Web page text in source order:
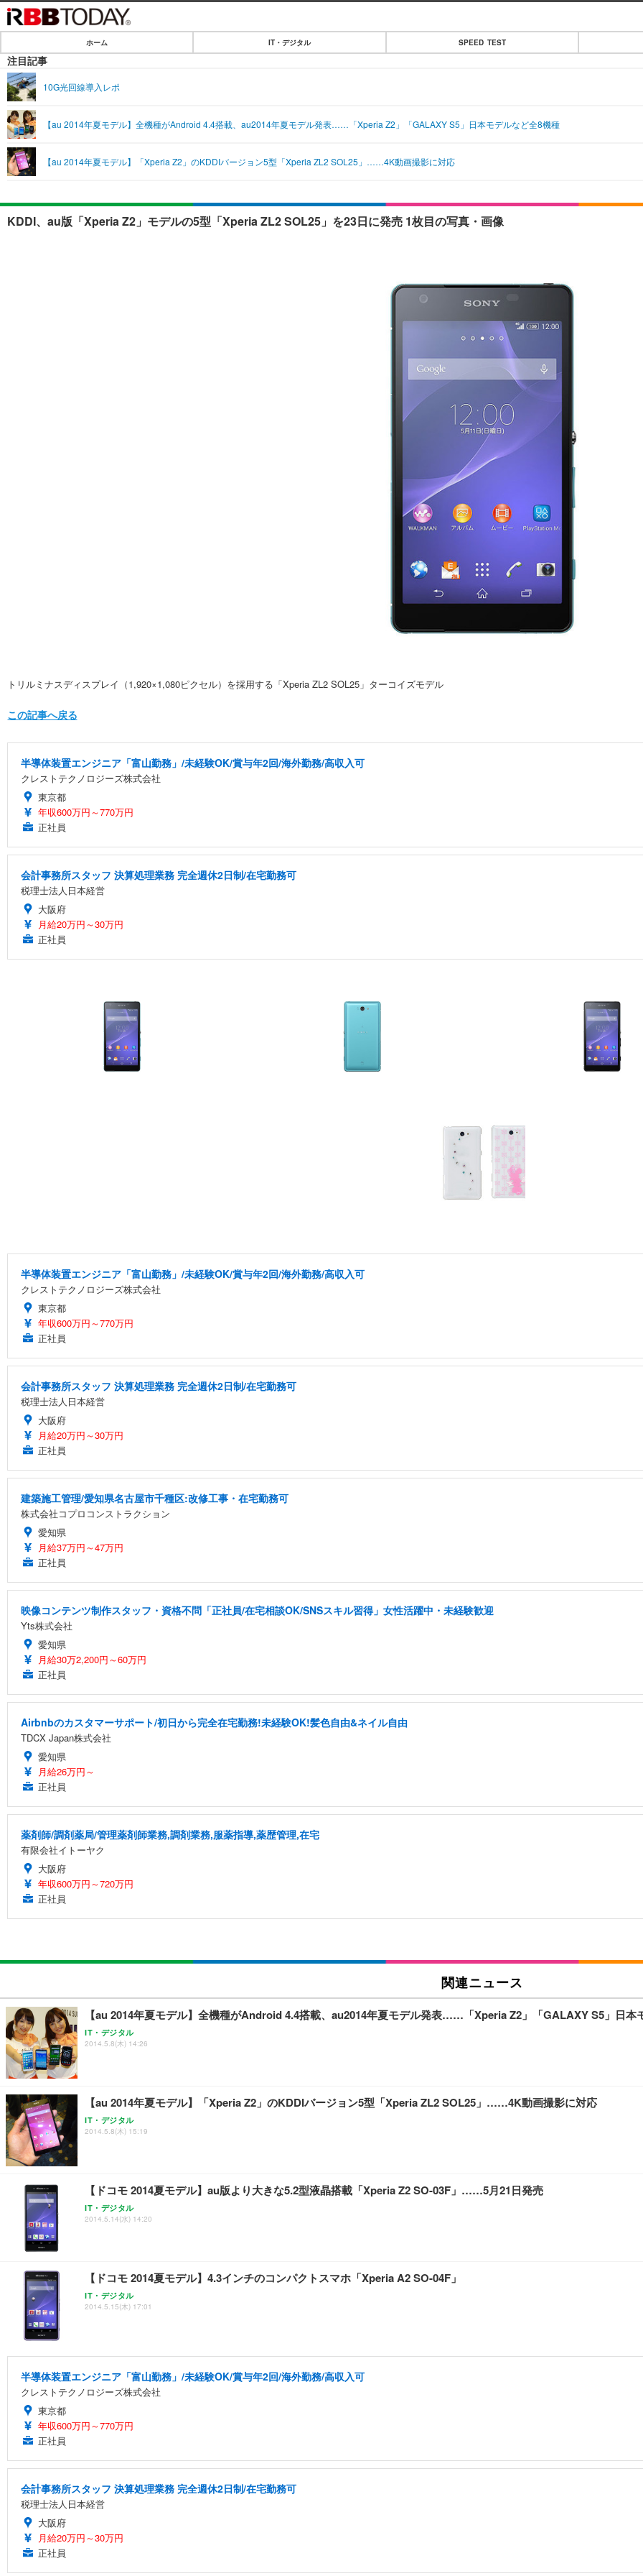
IT・デジタル
ショッピング
SPEED TEST
エンタメ
エンタメTOP
音楽
ライフ
ライフTOP
ペット
リリース一覧
ホーム IT・デジタル SPEED TEST
注目記事
10G光回線導入レポ
【au 2014年夏モデル】全機種がAndroid 4.4搭載、au2014年夏モデル発表……「Xperia Z2」「GALAXY S5」日本モデルなど全8機種
【au 2014年夏モデル】「Xperia Z2」のKDDIバージョン5型「Xperia ZL2 SOL25」……4K動画撮影に対応
KDDI、au版「Xperia Z2」モデルの5型「Xperia ZL2 SOL25」を23日に発売 1枚目の写真・画像
トリルミナスディスプレイ（1,920×1,080ピクセル）を採用する「Xperia ZL2 SOL25」ターコイズモデル
この記事へ戻る
半導体装置エンジニア「富山勤務」/未経験OK/賞与年2回/海外勤務/高収入可
クレストテクノロジーズ株式会社
東京都
年収600万円～770万円
正社員
会計事務所スタッフ 決算処理業務 完全週休2日制/在宅勤務可
税理士法人日本経営
大阪府
月給20万円～30万円
正社員
半導体装置エンジニア「富山勤務」/未経験OK/賞与年2回/海外勤務/高収入可
クレストテクノロジーズ株式会社
東京都
年収600万円～770万円
正社員
会計事務所スタッフ 決算処理業務 完全週休2日制/在宅勤務可
税理士法人日本経営
大阪府
月給20万円～30万円
正社員
建築施工管理/愛知県名古屋市千種区:改修工事・在宅勤務可
株式会社コプロコンストラクション
愛知県
月給37万円～47万円
正社員
映像コンテンツ制作スタッフ・資格不問「正社員/在宅相談OK/SNSスキル習得」女性活躍中・未経験歓迎
Yts株式会社
愛知県
月給30万2,200円～60万円
正社員
Airbnbのカスタマーサポート/初日から完全在宅勤務!未経験OK!髪色自由&ネイル自由
TDCX Japan株式会社
愛知県
月給26万円～
正社員
薬剤師/調剤薬局/管理薬剤師業務,調剤業務,服薬指導,薬歴管理,在宅
有限会社イトーヤク
大阪府
年収600万円～720万円
正社員
関連ニュース
【au 2014年夏モデル】全機種がAndroid 4.4搭載、au2014年夏モデル発表……「Xperia Z2」「GALAXY S5」日本
IT・デジタル
2014.5.8(木) 14:26
【au 2014年夏モデル】「Xperia Z2」のKDDIバージョン5型「Xperia ZL2 SOL25」……4K動画撮影に対応
IT・デジタル
2014.5.8(木) 15:19
【ドコモ 2014夏モデル】au版より大きな5.2型液晶搭載「Xperia Z2 SO-03F」……5月21日発売
IT・デジタル
2014.5.14(水) 14:20
【ドコモ 2014夏モデル】4.3インチのコンパクトスマホ「Xperia A2 SO-04F」
IT・デジタル
2014.5.15(木) 17:01
半導体装置エンジニア「富山勤務」/未経験OK/賞与年2回/海外勤務/高収入可
クレストテクノロジーズ株式会社
東京都
年収600万円～770万円
正社員
会計事務所スタッフ 決算処理業務 完全週休2日制/在宅勤務可
税理士法人日本経営
大阪府
月給20万円～30万円
正社員